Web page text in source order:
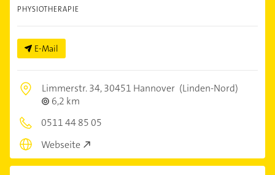
PHYSIOTHERAPIE
E-Mail
Limmerstr. 34,30451 Hannover (Linden-Nord)
6,2 km
0511 44 85 05
Webseite